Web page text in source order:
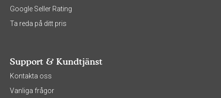
Google Seller Rating
Ta reda på ditt pris
Support & Kundtjänst
Kontakta oss
Vanliga frågor